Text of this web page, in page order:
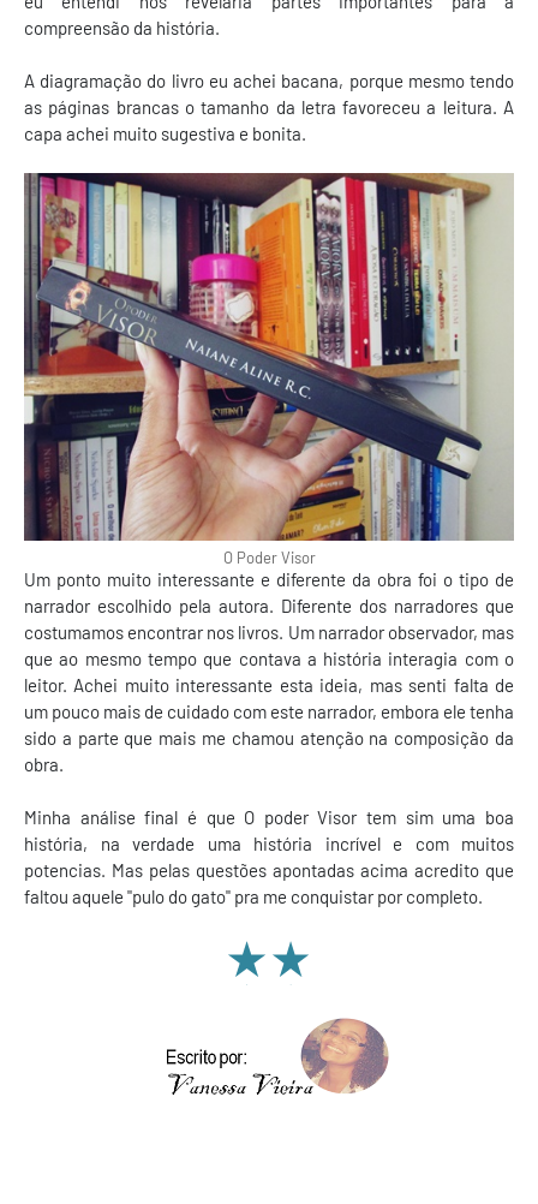
compreensão da história.
A diagramação do livro eu achei bacana, porque mesmo tendo
as páginas brancas o tamanho da letra favoreceu a leitura. A
capa achei muito sugestiva e bonita.
O Poder Visor
Um ponto muito interessante e diferente da obra foi o tipo de
narrador escolhido pela autora. Diferente dos narradores que
costumamos encontrar nos livros. Um narrador observador, mas
que ao mesmo tempo que contava a história interagia com o
leitor. Achei muito interessante esta ideia, mas senti falta de
um pouco mais de cuidado com este narrador, embora ele tenha
sido a parte que mais me chamou atenção na composição da
obra.
Minha análise final é que O poder Visor tem sim uma boa
história, na verdade uma história incrível e com muitos
potencias. Mas pelas questões apontadas acima acredito que
faltou aquele "pulo do gato" pra me conquistar por completo.